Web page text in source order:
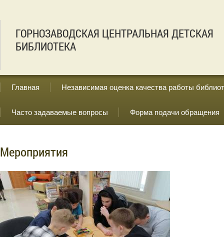
ГОРНОЗАВОДСКАЯ ЦЕНТРАЛЬНАЯ ДЕТСКАЯ
БИБЛИОТЕКА
Главная Независимая оценка качества работы
Часто задаваемые вопросы Форма подачи обращения
Мероприятия